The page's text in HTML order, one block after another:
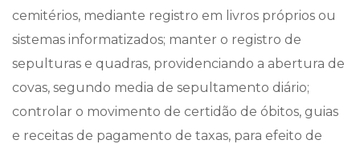
cemitérios, mediante registro em livros próprios ou
sistemas informatizados; manter o registro de
sepulturas e quadras, providenciando a abertura de
covas, segundo media de sepultamento diário;
controlar o movimento de certidão de óbitos, guias
e receitas de pagamento de taxas, para efeito de